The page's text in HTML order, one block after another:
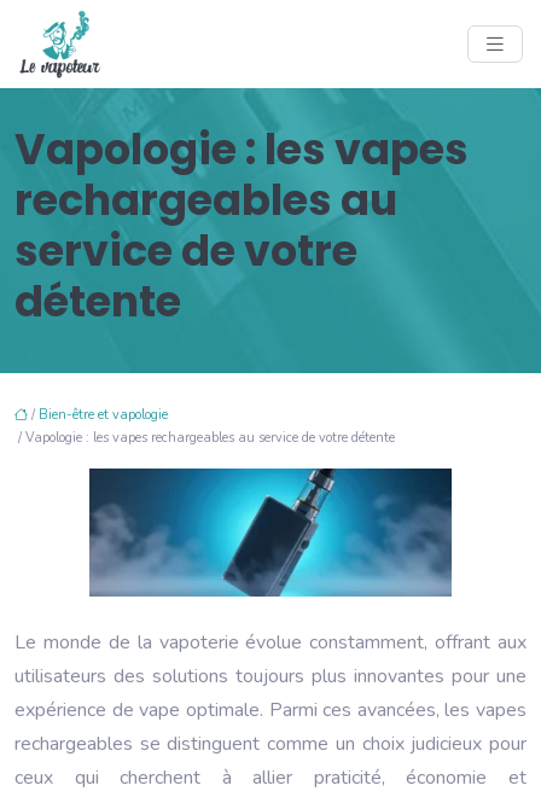
Vapologie : les vapes
rechargeables au
service de votre
détente
/ Bien-être et vapologie
/ Vapologie : les vapes rechargeables au service de votre détente
Le monde de la vapoterie évolue constamment, offrant aux
utilisateurs des solutions toujours plus innovantes pour une
expérience de vape optimale. Parmi ces avancées, les vapes
rechargeables se distinguent comme un choix judicieux pour
ceux qui cherchent à allier praticité, économie et